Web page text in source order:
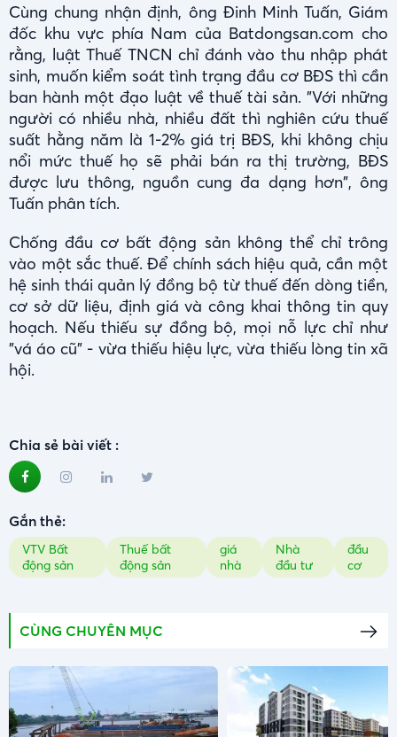
Cùng chung nhận định, ông Đinh Minh Tuấn, Giám
đốc khu vực phía Nam của Batdongsan.com cho
rằng, luật Thuế TNCN chỉ đánh vào thu nhập phát
sinh, muốn kiểm soát tình trạng đầu cơ BĐS thì cần
ban hành một đạo luật về thuế tài sản. "Với những
người có nhiều nhà, nhiều đất thì nghiên cứu thuế
suất hằng năm là 1-2% giá trị BĐS, khi không chịu
nổi mức thuế họ sẽ phải bán ra thị trường, BĐS
được lưu thông, nguồn cung đa dạng hơn", ông
Tuấn phân tích.
Chống đầu cơ bất động sản không thể chỉ trông
vào một sắc thuế. Để chính sách hiệu quả, cần một
hệ sinh thái quản lý đồng bộ từ thuế đến dòng tiền,
cơ sở dữ liệu, định giá và công khai thông tin quy
hoạch. Nếu thiếu sự đồng bộ, mọi nỗ lực chỉ như
"vá áo cũ" - vừa thiếu hiệu lực, vừa thiếu lòng tin xã
hội.
Chia sẻ bài viết :
Gắn thẻ:
VTV Bất
động sản
Thuế bất
động sản
giá
nhà
Nhà
đầu tư
đầu
cơ
CÙNG CHUYÊN MỤC